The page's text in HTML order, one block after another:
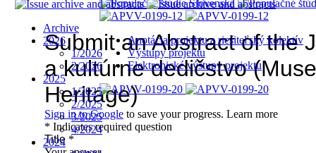
Anotácia projektu a riešiteľský kolektív
Výstupy projektu
Elektronické výstupy projektu
Archive
2026
1/2026
2/2026
2025
1/2025
2/2025
3/2025
4/2024
2024